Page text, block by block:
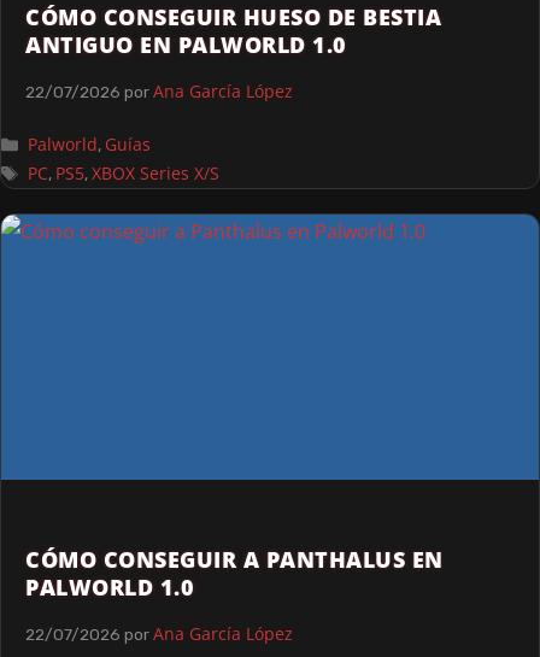
CÓMO CONSEGUIR HUESO DE BESTIA
ANTIGUO EN PALWORLD 1.0
22/07/2026 porAna García López
Palworld, Guías
PC, PS5,XBOX Series X/S
CÓMO CONSEGUIR A PANTHALUS EN
PALWORLD 1.0
22/07/2026 porAna García López